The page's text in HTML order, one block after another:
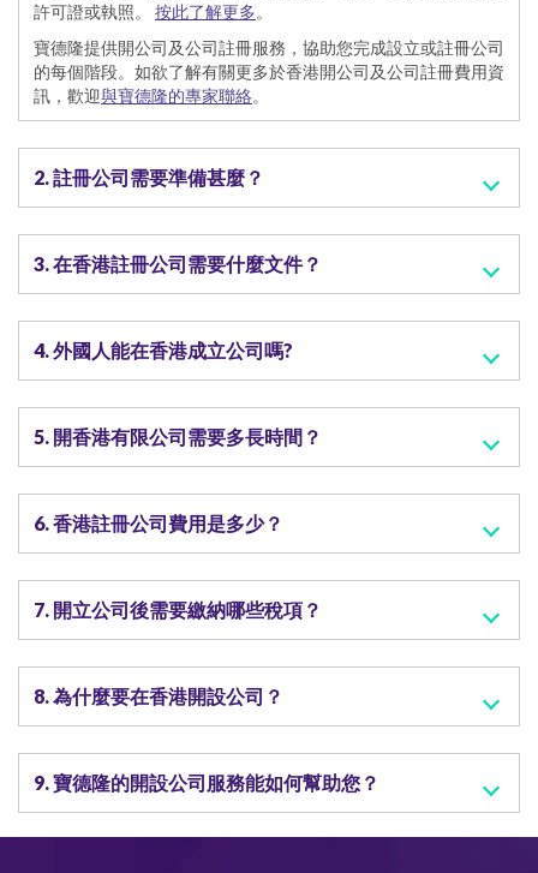
許可證或執照。 按此了解更多。
寶德隆提供開公司及公司註冊服務，協助您完成設立或註冊公司
的每個階段。如欲了解有關更多於香港開公司及公司註冊費用資
訊，歡迎與寶德隆的專家聯絡。
2. 註冊公司需要準備甚麼？
3. 在香港註冊公司需要什麼文件？
4. 外國人能在香港成立公司嗎?
5. 開香港有限公司需要多長時間？
6. 香港註冊公司費用是多少？
7. 開立公司後需要繳納哪些稅項？
8. 為什麼要在香港開設公司？
9. 寶德隆的開設公司服務能如何幫助您？